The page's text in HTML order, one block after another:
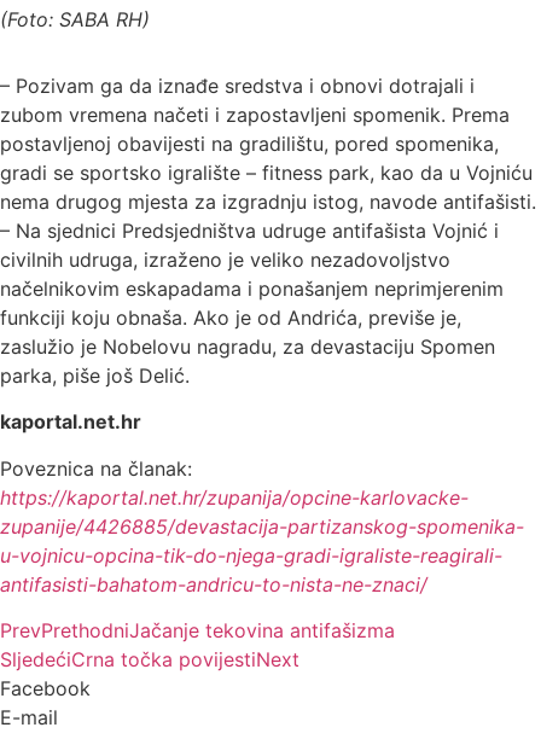
(Foto: SABA RH)
– Pozivam ga da iznađe sredstva i obnovi dotrajali i
zubom vremena načeti i zapostavljeni spomenik. Prema
postavljenoj obavijesti na gradilištu, pored spomenika,
gradi se sportsko igralište – fitness park, kao da u Vojniću
nema drugog mjesta za izgradnju istog, navode antifašisti.
– Na sjednici Predsjedništva udruge antifašista Vojnić i
civilnih udruga, izraženo je veliko nezadovoljstvo
načelnikovim eskapadama i ponašanjem neprimjerenim
funkciji koju obnaša. Ako je od Andrića, previše je,
zaslužio je Nobelovu nagradu, za devastaciju Spomen
parka, piše još Delić.
kaportal.net.hr
Poveznica na članak:
https://kaportal.net.hr/zupanija/opcine-karlovacke-
zupanije/4426885/devastacija-partizanskog-spomenika-
u-vojnicu-opcina-tik-do-njega-gradi-igraliste-reagirali-
antifasisti-bahatom-andricu-to-nista-ne-znaci/
PrevPrethodniJačanje tekovina antifašizma
SljedećiCrna točka povijestiNext
Facebook
E-mail